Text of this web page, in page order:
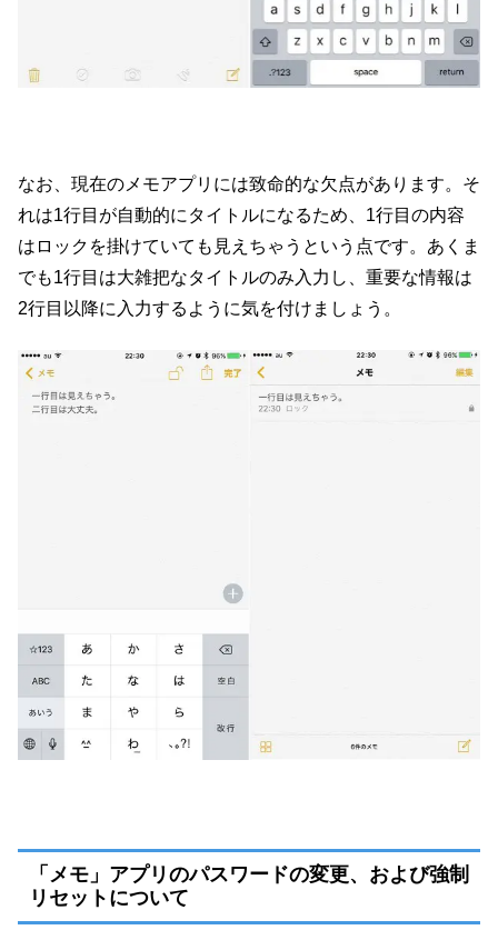
なお、現在のメモアプリには致命的な欠点があります。そ
れは1行目が自動的にタイトルになるため、1行目の内容
はロックを掛けていても見えちゃうという点です。あくま
でも1行目は大雑把なタイトルのみ入力し、重要な情報は
2行目以降に入力するように気を付けましょう。
「メモ」アプリのパスワードの変更、および強制
リセットについて